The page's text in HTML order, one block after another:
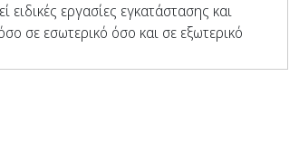
εργασίες εγκατάστασης και
σε εσωτερικό όσο και σε εξωτερικό